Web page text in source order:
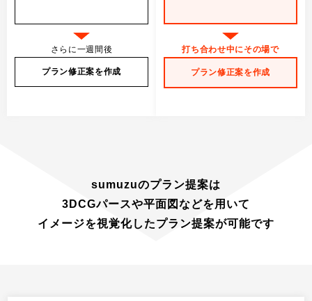
さらに一週間後
プラン修正案を作成
打ち合わせ中にその場で
プラン修正案を作成
sumuzuのプラン提案は
3DCGパースや平面図 などを用いて
イメージを視覚化したプラン提案が可能です